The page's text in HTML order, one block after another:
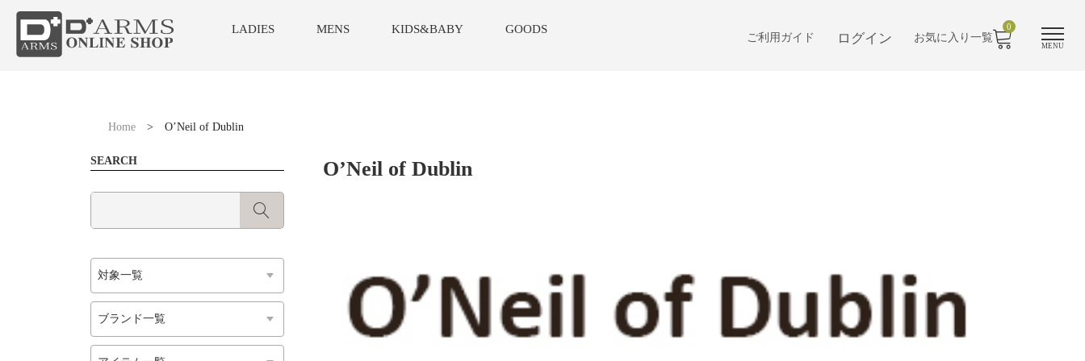
LADIES MENS KIDS&BABY GOODS
MENU
ご利用ガイド ログイン お気に入り一覧
0
Home> O’Neil of Dublin
O’Neil of Dublin
SEARCH